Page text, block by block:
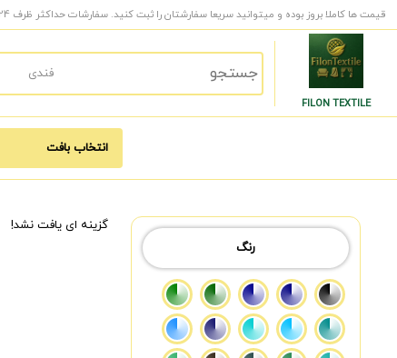
قیمت ها کاملا بروز بوده و میتوانید سریعا سفارشتان را ثبت کنید. سفارشات حداکثر ظرف 24 الی 48 ساعت کاری به دست شما میرسد.
FILON TEXTILE
رنگ
گزینه ای یافت نشد!